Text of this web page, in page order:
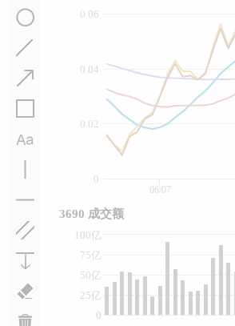
0
0.02
0.04
0.06
0
25亿
50亿
75亿
100亿
06/07
3690 成交额